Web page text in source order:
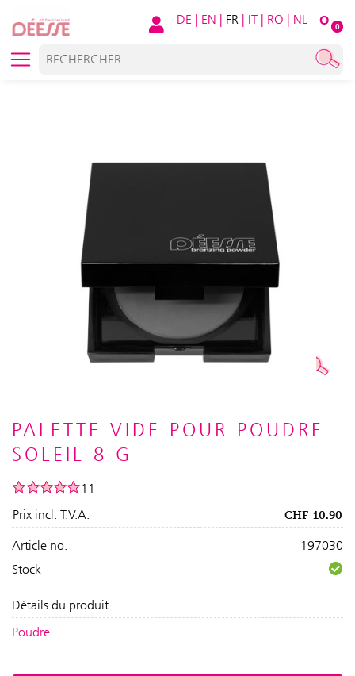
O 0
DE | EN | FR | IT | RO | NL
PALETTE VIDE POUR POUDRE
SOLEIL 8 G
11
Prix incl. T.V.A.
CHF 10.90
Article no.
197030
Stock
Détails du produit
Poudre